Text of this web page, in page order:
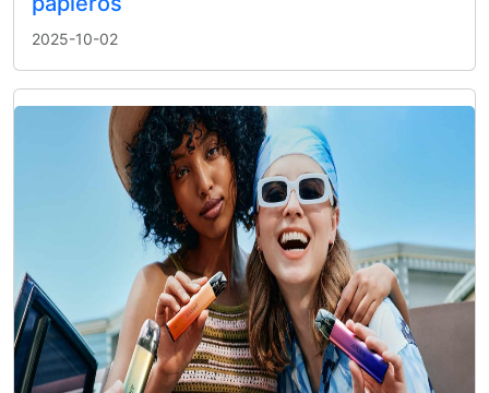
2025-10-02